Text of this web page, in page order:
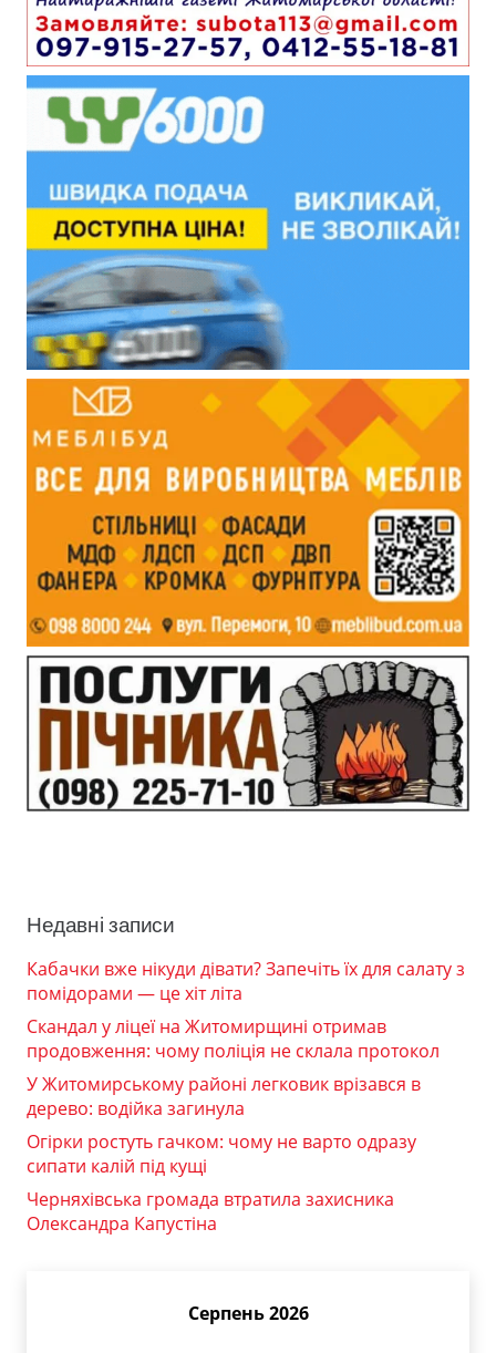
Недавні записи
Кабачки вже нікуди дівати? Запечіть їх для салату з
помідорами — це хіт літа
Скандал у ліцеї на Житомирщині отримав
продовження: чому поліція не склала протокол
У Житомирському районі легковик врізався в
дерево: водійка загинула
Огірки ростуть гачком: чому не варто одразу
сипати калій під кущі
Черняхівська громада втратила захисника
Олександра Капустіна
Серпень 2026